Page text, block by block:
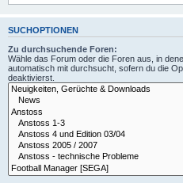
SUCHOPTIONEN
Zu durchsuchende Foren:
Wähle das Forum oder die Foren aus, in
automatisch mit durchsucht, sofern du die
deaktivierst.